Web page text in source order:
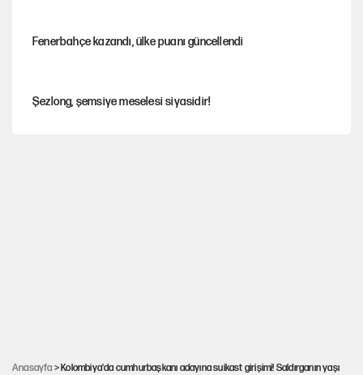
Fenerbahçe kazandı, ülke puanı güncellendi
Şezlong, şemsiye meselesi siyasidir!
Anasayfa > Kolombiya'da cumhurbaşkanı adayına suikast girişimi! Saldırganın yaşı